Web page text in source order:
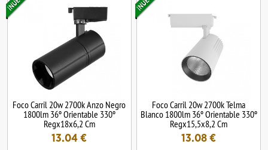
Foco Carril 20w 2700k Anzo Negro
1800lm 36º Orientable 330º
Regx18x6,2 Cm
13.04 €
Foco Carril 20w 2700k Telma
Blanco 1800lm 36º Orientable 330º
Regx15,5x8,2 Cm
13.08 €